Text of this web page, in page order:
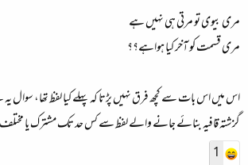
مری بیوی تو مرتی ہی نہیں ہے
مری قسمت کو آخر کیا ہواہے؟؟
اس میں اس بات سے کچھ فرق نہیں پڑتا کہ پہلے کیا لفظ تھا، سوال یہ
گزشتہ قافیہ بنائے جانے والے لفظ سے کس حد تک مشترک یا
1